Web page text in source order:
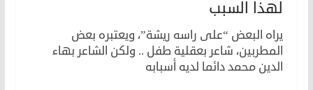
لهذا السبب
يراه البعض “على راسه ريشة”، ويعتبره بعض
المطربين، شاعر بعقلية طفل .. ولكن الشاعر بهاء
الدين محمد دائما لديه أسبابه